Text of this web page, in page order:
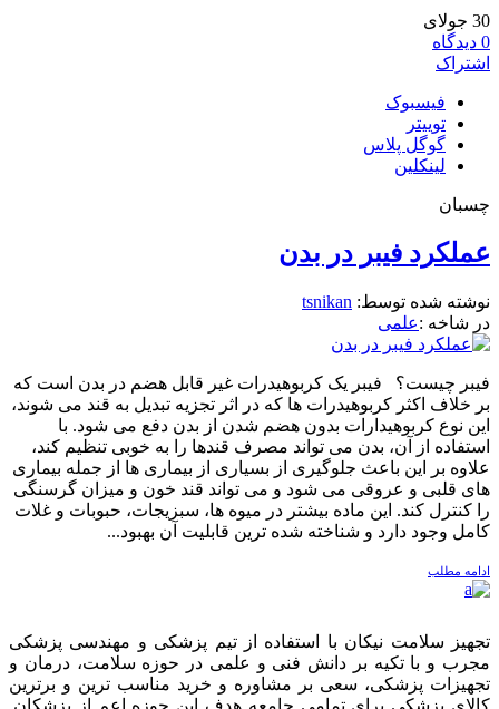
30 جولای
0 دیدگاه
اشتراک
فیسبوک
توییتر
گوگل پلاس
لینکلین
چسبان
عملکرد فیبر در بدن
نوشته شده توسط: tsnikan
در شاخه :علمی
فیبر چیست؟ فیبر یک کربوهیدرات غیر قابل هضم در بدن است که
بر خلاف اکثر کربوهیدرات ها که در اثر تجزیه تبدیل به قند می شوند،
این نوع کربوهیدارات بدون هضم شدن از بدن دفع می شود. با
استفاده از آن، بدن می تواند مصرف قندها را به خوبی تنظیم کند،
علاوه بر این باعث جلوگیری از بسیاری از بیماری ها از جمله بیماری
های قلبی و عروقی می شود و می تواند قند خون و میزان گرسنگی
را کنترل کند. این ماده بیشتر در میوه ها، سبزیجات، حبوبات و غلات
کامل وجود دارد و شناخته شده ترین قابلیت آن بهبود...
ادامه مطلب
تجهیز سلامت نیکان با استفاده از تیم پزشکی و مهندسی پزشکی
مجرب و با تکیه بر دانش فنی و علمی در حوزه سلامت، درمان و
تجهیزات پزشکی، سعی بر مشاوره و خرید مناسب ترین و برترین
کالای پزشکی برای تمامی جامعه هدف این حوزه اعم از پزشکان,